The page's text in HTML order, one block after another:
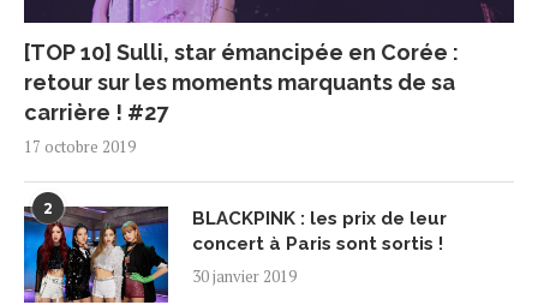
[TOP 10] Sulli, star émancipée en Corée :
retour sur les moments marquants de sa
carrière ! #27
17 octobre 2019
2
BLACKPINK : les prix de leur
concert à Paris sont sortis !
30 janvier 2019